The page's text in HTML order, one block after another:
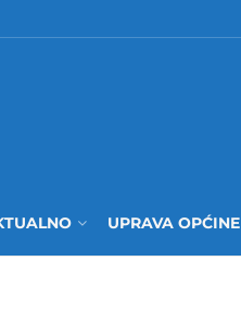
UPRAVA OPĆINE